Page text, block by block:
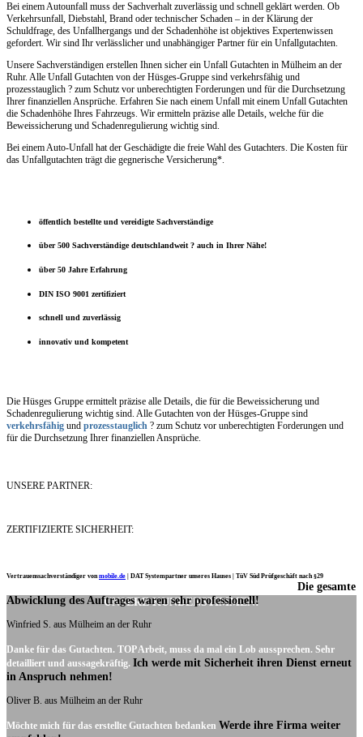
Bei einem Autounfall muss der Sachverhalt zuverlässig und schnell geklärt werden. Ob
Verkehrsunfall, Diebstahl, Brand oder technischer Schaden – in der Klärung der
Schuldfrage, des Unfallhergangs und der Schadenhöhe ist objektives Expertenwissen
gefordert. Wir sind Ihr verlässlicher und unabhängiger Partner für ein Unfallgutachten.
Unsere Sachverständigen erstellen Ihnen sicher ein Unfall Gutachten in Mülheim an der
Ruhr. Alle Unfall Gutachten von der Hüsges-Gruppe sind verkehrsfähig und
prozesstauglich ? zum Schutz vor unberechtigten Forderungen und für die Durchsetzung
Ihrer finanziellen Ansprüche. Erfahren Sie nach einem Unfall mit einem Unfall Gutachten
die Schadenhöhe Ihres Fahrzeugs. Wir ermitteln präzise alle Details, welche für die
Beweissicherung und Schadenregulierung wichtig sind.
Bei einem Auto-Unfall hat der Geschädigte die freie Wahl des Gutachters. Die Kosten für
das Unfallgutachten trägt die gegnerische Versicherung*.
öffentlich bestellte und vereidigte Sachverständige
über 500 Sachverständige deutschlandweit ? auch in Ihrer Nähe!
über 50 Jahre Erfahrung
DIN ISO 9001 zertifiziert
schnell und zuverlässig
innovativ und kompetent
Die Hüsges Gruppe ermittelt präzise alle Details, die für die Beweissicherung und
Schadenregulierung wichtig sind. Alle Gutachten von der Hüsges-Gruppe sind
verkehrsfähig und prozesstauglich ? zum Schutz vor unberechtigten Forderungen und
für die Durchsetzung Ihrer finanziellen Ansprüche.
UNSERE PARTNER:
ZERTIFIZIERTE SICHERHEIT:
Vertrauenssachverständiger vonmobile.de DAT Systempartner unseres Hauses | TüV Süd Prüfgeschäft nach §29
UNSERE KUNDENSTIMMEN:
Die gesamte
Abwicklung des Auftrages waren sehr professionell!
Winfried S. aus Mülheim an der Ruhr
Danke für das Gutachten. TOP Arbeit, muss da mal ein Lob aussprechen. Sehr
detailliert und aussagekräftig. Ich werde mit Sicherheit ihren Dienst erneut
in Anspruch nehmen!
Oliver B. aus Mülheim an der Ruhr
Möchte mich für das erstellte Gutachten bedanken Werde ihre Firma weiter